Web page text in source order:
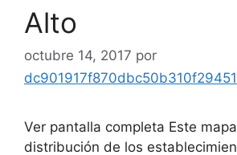
Alto
octubre 14, 2017 por
Ver pantalla completa Este
distribución de los